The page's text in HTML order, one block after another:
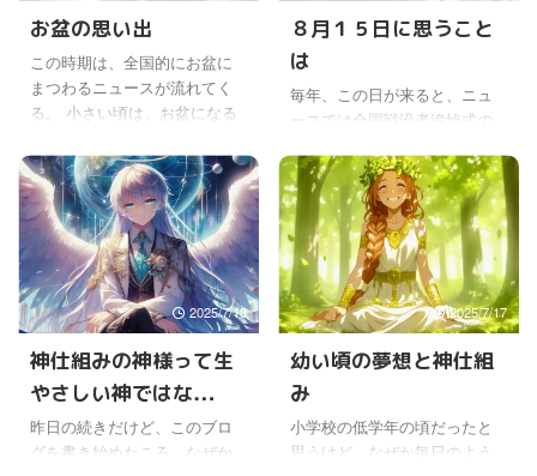
の男性カメラマン、同社が発
表し本人に厳重注意 #高市早苗
https://t.co/JJaOASWCU3— 日
刊スポーツ (@nikkansports)
ったのは ...
ね。 誰がなったとしても、反
対勢力から足を引っ張られる
ことになるだろうから、政治
家も大変だよね。 政治家にな
と思うこともあるけど、誰か
が政治家になって、舵取りを
してもらわないといけないか
ら。 だ ...
お盆の思い出
この時期は、全国的にお盆に
まつわるニュースが流れてく
る。 小さい頃は、お盆になる
母のいる家に集まっていたけ
どね。 祖父母が亡くなると、
だんだんそんな機会もなくな
っていった。 おばあちゃんが
亡くなった時は、すごく悲し
かったけど、初盆のときに部
屋の中におばあちゃんが居た
のを見たと母親が言った。 お
盆だから、やっぱり家に帰っ
てきたのかなと、それほど不
ね。 ワールドメイトに入会す
８月１５日に思うこと
は
毎年、この日が来ると、ニュ
ースでは全国戦没者追悼式の
と思い返すのは、小さい頃か
ら、よく戦争の話を身内や親
戚から聞かされていたなと。
一番怖かった話は、今でも克
明に覚えているけど、女学校
の友人と2人で帰宅途中、空襲
警報が鳴り、走って逃げたけ
かけてきたみたいで、至近距
離から機銃掃射され、道端に
倒れたという話。 顔を上げる
と、隣で走っていた友人が撃
2025/7/18
神仕組みの神様って生
やさしい神ではな
い！？
昨日の続きだけど、このブロ
グを書き始めたころ、なぜか
2025/7/17
幼い頃の夢想と神仕組
み
小学校の低学年の頃だったと
思うけど、なぜか毎日のよう